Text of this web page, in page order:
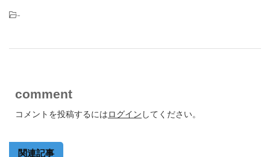
-
comment
コメントを投稿するにはログイン してください。
関連記事